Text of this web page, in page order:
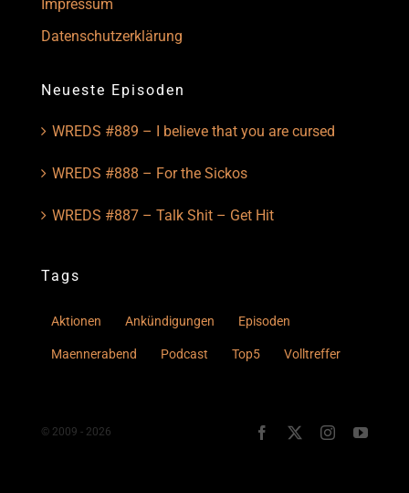
Impressum
Datenschutzerklärung
Neueste Episoden
WREDS #889 – I believe that you are cursed
WREDS #888 – For the Sickos
WREDS #887 – Talk Shit – Get Hit
Tags
Aktionen Ankündigungen Episoden
Maennerabend Podcast Top5 Volltreffer
© 2009 - 2026